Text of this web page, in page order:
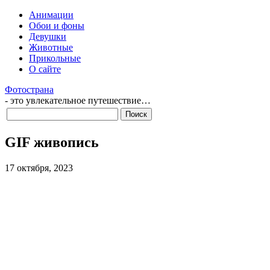
Анимации
Обои и фоны
Девушки
Животные
Прикольные
О сайте
Фотострана
- это увлекательное путешествие…
GIF живопись
17 октября, 2023